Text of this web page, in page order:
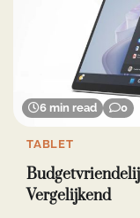
6 min read 0
TABLET
Vergelijkend